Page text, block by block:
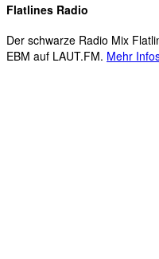
Flatlines Radio
Der schwarze Radio Mix
EBM auf LAUT.FM. Mehr